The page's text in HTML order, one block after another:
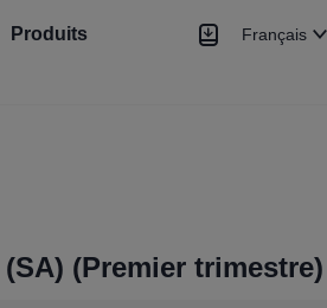
Produits Français
(Premier trimestre)